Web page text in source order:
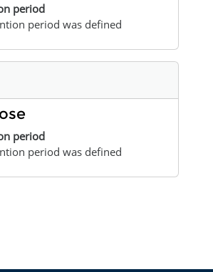
period
period was defined
period
period was defined